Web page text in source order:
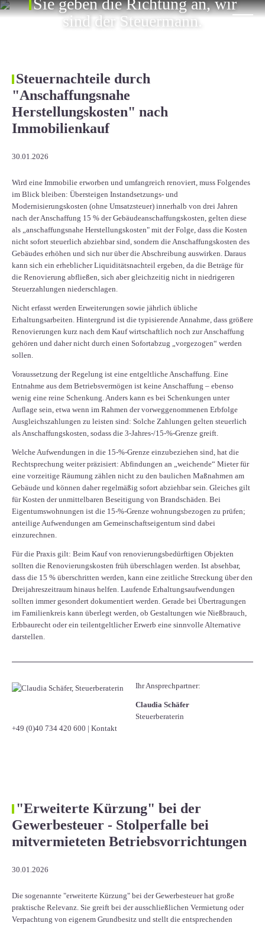
Sie geben die Richtung an, wir
sind der Steuermann.
Steuernachteile durch
"Anschaffungsnahe
Herstellungskosten" nach
Immobilienkauf
30.01.2026
Wird eine Immobilie erworben und umfangreich renoviert, muss Folgendes
im Blick bleiben: Übersteigen Instandsetzungs- und
Modernisierungskosten (ohne Umsatzsteuer) innerhalb von drei Jahren
nach der Anschaffung 15 % der Gebäudeanschaffungskosten, gelten diese
als „anschaffungsnahe Herstellungskosten" mit der Folge, dass die Kosten
nicht sofort steuerlich abziehbar sind, sondern die Anschaffungskosten des
Gebäudes erhöhen und sich nur über die Abschreibung auswirken. Daraus
kann sich ein erheblicher Liquiditätsnachteil ergeben, da die Beträge für
die Renovierung abfließen, sich aber gleichzeitig nicht in niedrigeren
Steuerzahlungen niederschlagen.
Nicht erfasst werden Erweiterungen sowie jährlich übliche
Erhaltungsarbeiten. Hintergrund ist die typisierende Annahme, dass größere
Renovierungen kurz nach dem Kauf wirtschaftlich noch zur Anschaffung
gehören und daher nicht durch einen Sofortabzug „vorgezogen“ werden
sollen.
Voraussetzung der Regelung ist eine entgeltliche Anschaffung. Eine
Entnahme aus dem Betriebsvermögen ist keine Anschaffung – ebenso
wenig eine reine Schenkung. Anders kann es bei Schenkungen unter
Auflage sein, etwa wenn im Rahmen der vorweggenommenen Erbfolge
Ausgleichszahlungen zu leisten sind: Solche Zahlungen gelten steuerlich
als Anschaffungskosten, sodass die 3-Jahres-/15-%-Grenze greift.
Welche Aufwendungen in die 15-%-Grenze einzubeziehen sind, hat die
Rechtsprechung weiter präzisiert: Abfindungen an „weichende“ Mieter für
eine vorzeitige Räumung zählen nicht zu den baulichen Maßnahmen am
Gebäude und können daher regelmäßig sofort abziehbar sein. Gleiches gilt
für Kosten der unmittelbaren Beseitigung von Brandschäden. Bei
Eigentumswohnungen ist die 15-%-Grenze wohnungsbezogen zu prüfen;
anteilige Aufwendungen am Gemeinschaftseigentum sind dabei
einzurechnen.
Für die Praxis gilt: Beim Kauf von renovierungsbedürftigen Objekten
sollten die Renovierungskosten früh überschlagen werden. Ist absehbar,
dass die 15 % überschritten werden, kann eine zeitliche Streckung über den
Dreijahreszeitraum hinaus helfen. Laufende Erhaltungsaufwendungen
sollten immer gesondert dokumentiert werden. Gerade bei Übertragungen
im Familienkreis kann überlegt werden, ob Gestaltungen wie Nießbrauch,
Erbbaurecht oder ein teilentgeltlicher Erwerb eine sinnvolle Alternative
darstellen.
Ihr Ansprechpartner:
Claudia Schäfer
Steuerberaterin
+49 (0)40 734 420 600 | Kontakt
"Erweiterte Kürzung" bei der
Gewerbesteuer - Stolperfalle bei
mitvermieteten Betriebsvorrichtungen
30.01.2026
Die sogenannte "erweiterte Kürzung" bei der Gewerbesteuer hat große
praktische Relevanz. Sie greift bei der ausschließlichen Vermietung oder
Verpachtung von eigenem Grundbesitz und stellt die entsprechenden
ÜBER UNS
KONTAKT